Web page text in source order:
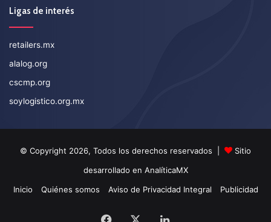
Ligas de interés
retailers.mx
alalog.org
cscmp.org
soylogistico.org.mx
© Copyright 2026, Todos los derechos reservados |
Sitio
desarrollado en AnalíticaMX
Inicio
Quiénes somos Aviso de Privacidad Integral Publicidad
Facebook LinkedIn